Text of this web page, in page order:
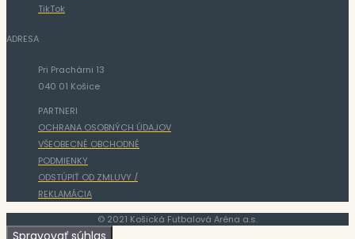
TikTok
ADRESA
Pri Prachárni 13
040 01 Košice
PARTNERI
OCHRANA OSOBNÝCH ÚDAJOV
VŠEOBECNÉ OBCHODNÉ
PODMIENKY
ODSTÚPIŤ OD ZMLUVY /
REKLAMÁCIA
© 2021 Košická Futbalová Aréna a.s.